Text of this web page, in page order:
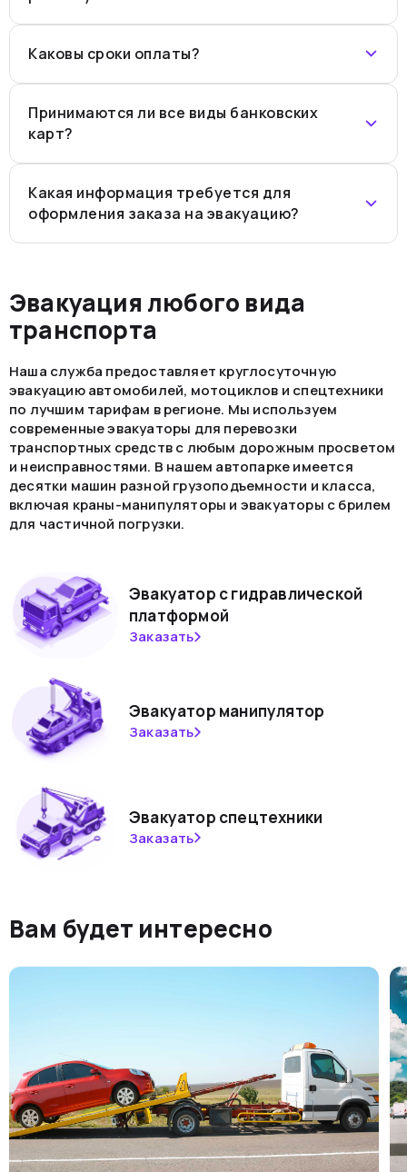
Каковы сроки оплаты?
Принимаются ли все виды банковских
карт?
Какая информация требуется для
оформления заказа на эвакуацию?
Эвакуация любого вида
транспорта
Наша служба предоставляет круглосуточную
эвакуацию автомобилей, мотоциклов и спецтехники
по лучшим тарифам в регионе. Мы используем
современные эвакуаторы для перевозки
транспортных средств с любым дорожным просветом
и неисправностями. В нашем автопарке имеется
десятки машин разной грузоподъемности и класса,
включая краны-манипуляторы и эвакуаторы с брилем
для частичной погрузки.
Эвакуатор с гидравлической
платформой
Заказать
Эвакуатор манипулятор
Заказать
Эвакуатор спецтехники
Заказать
Вам будет интересно